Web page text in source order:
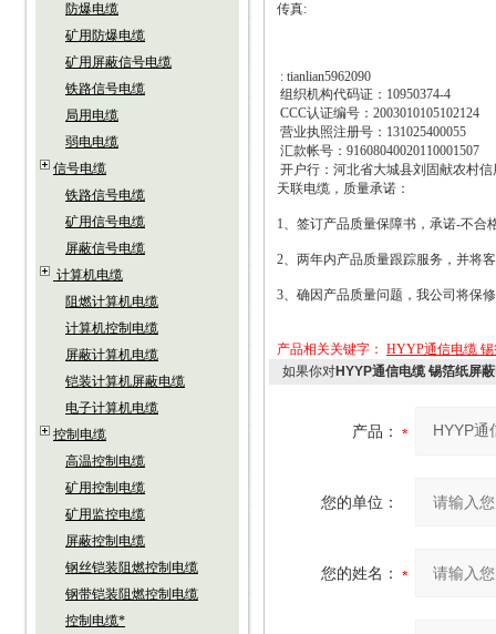
防爆电缆
矿用防爆电缆
矿用屏蔽信号电缆
铁路信号电缆
局用电缆
弱电电缆
信号电缆
铁路信号电缆
矿用信号电缆
屏蔽信号电缆
计算机电缆
阻燃计算机电缆
计算机控制电缆
屏蔽计算机电缆
铠装计算机屏蔽电缆
电子计算机电缆
控制电缆
高温控制电缆
矿用控制电缆
矿用监控电缆
屏蔽控制电缆
钢丝铠装阻燃控制电缆
钢带铠装阻燃控制电缆
控制电缆*
传真:
: tianlian5962090
组织机构代码证： 10950374-4
CCC认证编号： 2003010105102124
营业执照注册号： 131025400055
汇款帐号： 91608040020110001507
开户行：河北省大城县刘固献农村信
天联电缆，质量承诺：
1、签订产品质量保障书，承诺-不合
2、两年内产品质量跟踪服务，并将
3、确因产品质量问题，我公司将保
产品相关关键字： HYYP通信电缆
如果你对HYYP通信电缆 锡箔纸屏
产品：
您的单位：
您的姓名：